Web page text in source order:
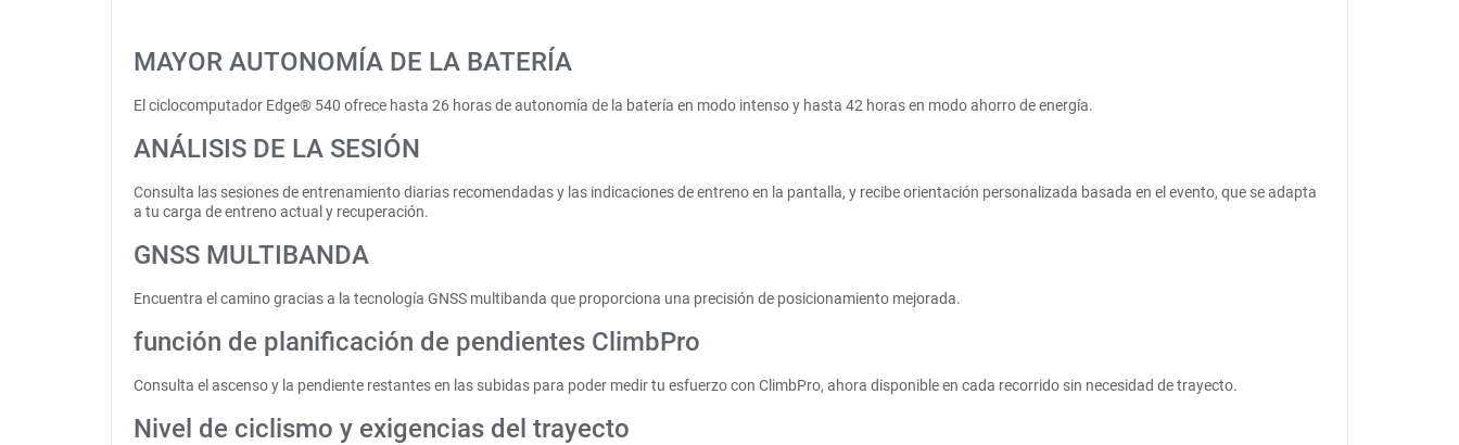
MAYOR AUTONOMÍA DE LA BATERÍA
El ciclocomputador Edge® 540 ofrece hasta 26 horas de autonomía de la batería en modo intenso y hasta 42 horas en modo ahorro de energía.
ANÁLISIS DE LA SESIÓN
Consulta las sesiones de entrenamiento diarias recomendadas y las indicaciones de entreno en la pantalla, y recibe orientación personalizada basada en el evento, que se adapta
a tu carga de entreno actual y recuperación.
GNSS MULTIBANDA
Encuentra el camino gracias a la tecnología GNSS multibanda que proporciona una precisión de posicionamiento mejorada.
función de planificación de pendientes ClimbPro
Consulta el ascenso y la pendiente restantes en las subidas para poder medir tu esfuerzo con ClimbPro, ahora disponible en cada recorrido sin necesidad de trayecto.
Nivel de ciclismo y exigencias del trayecto